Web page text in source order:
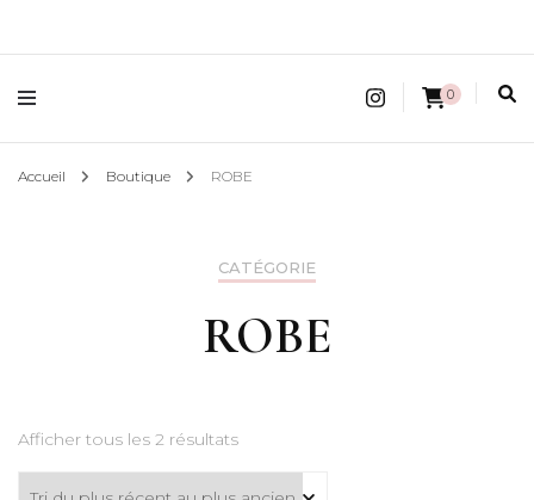
0
Accueil Boutique ROBE
CATÉGORIE
ROBE
Afficher tous les 2 résultats